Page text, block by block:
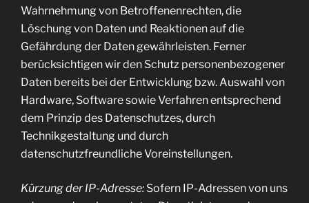
Wahrnehmung von Betroffenenrechten, die
Löschung von Daten und Reaktionen auf die
Gefährdung der Daten gewährleisten. Ferner
berücksichtigen wir den Schutz personenbezogener
Daten bereits bei der Entwicklung bzw. Auswahl von
Hardware, Software sowie Verfahren entsprechend
dem Prinzip des Datenschutzes, durch
Technikgestaltung und durch
datenschutzfreundliche Voreinstellungen.
Kürzung der IP-Adresse: Sofern IP-Adressen von uns